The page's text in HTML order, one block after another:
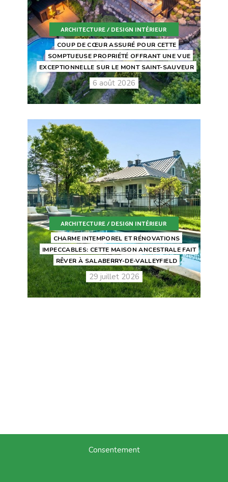
ARCHITECTURE / DESIGN INTÉRIEUR
COUP DE CŒUR ASSURÉ POUR CETTE
SOMPTUEUSE PROPRIÉTÉ OFFRANT UNE VUE
EXCEPTIONNELLE SUR LE MONT SAINT-SAUVEUR
6 août 2026
ARCHITECTURE / DESIGN INTÉRIEUR
CHARME INTEMPOREL ET RÉNOVATIONS
IMPECCABLES: CETTE MAISON ANCESTRALE FAIT
RÊVER À SALABERRY-DE-VALLEYFIELD
29 juillet 2026
Consentement